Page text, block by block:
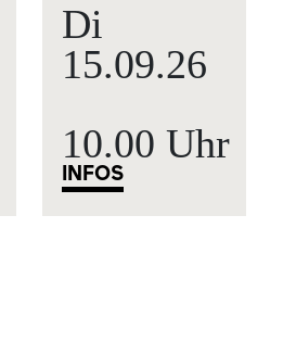
Di
15.09.26
10.00 Uhr
INFOS